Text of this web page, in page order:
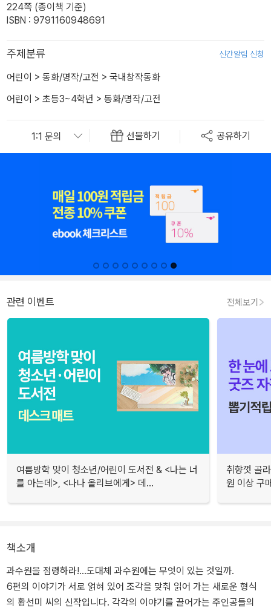
224쪽 (종이책 기준)
ISBN : 9791160948691
주제분류 신간알림 신청
어린이 > 동화/명작/고전 > 국내창작동화
어린이 > 초등3~4학년 > 동화/명작/고전
선물하기 공유하기
관련 이벤트 전체보기
여름방학 맞이 청소년/어린이 도서전 & <나는 너
를 아는데>, <나나 올리브에게> 데...
취향껏 골
원 이상 구
책소개
과수원을 점령하라!...도대체 과수원에는 무엇이 있는 것일까.
6편의 이야기가 서로 얽혀 있어 조각을 맞춰 읽어 가는 새로운 형식
의 황선미 씨의 신작입니다. 각각의 이야기를 끌어가는 주인공들의